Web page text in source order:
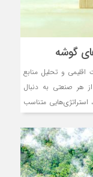
گوشه‌‌‌
اقلیمی و تحلیل منابع
هر صنعتی به دنبال
استراتژی‌‌‌هایی متناسب
به واسطه نیازها،
می‌‌‌کند که از آنها